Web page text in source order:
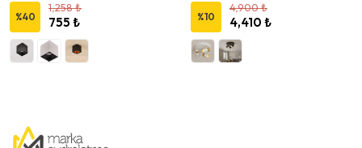
%40
1,258 ₺
755 ₺ %10
4,900 ₺
4,410 ₺